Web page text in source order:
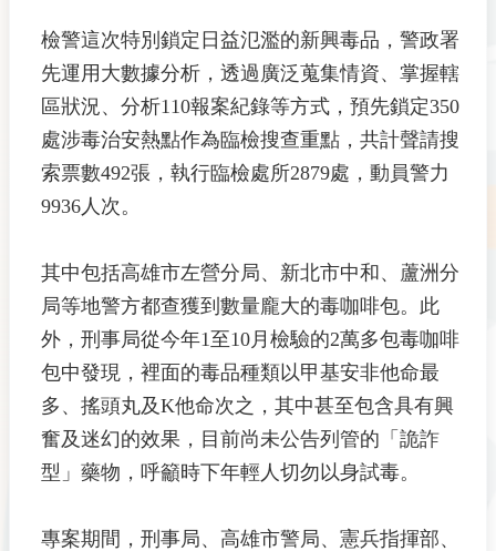
檢警這次特別鎖定日益氾濫的新興毒品，警政署
先運用大數據分析，透過廣泛蒐集情資、掌握轄
區狀況、分析110報案紀錄等方式，預先鎖定350
處涉毒治安熱點作為臨檢搜查重點，共計聲請搜
索票數492張，執行臨檢處所2879處，動員警力
9936人次。
其中包括高雄市左營分局、新北市中和、蘆洲分
局等地警方都查獲到數量龐大的毒咖啡包。此
外，刑事局從今年1至10月檢驗的2萬多包毒咖啡
包中發現，裡面的毒品種類以甲基安非他命最
多、搖頭丸及K他命次之，其中甚至包含具有興
奮及迷幻的效果，目前尚未公告列管的「詭詐
型」藥物，呼籲時下年輕人切勿以身試毒。
專案期間，刑事局、高雄市警局、憲兵指揮部、